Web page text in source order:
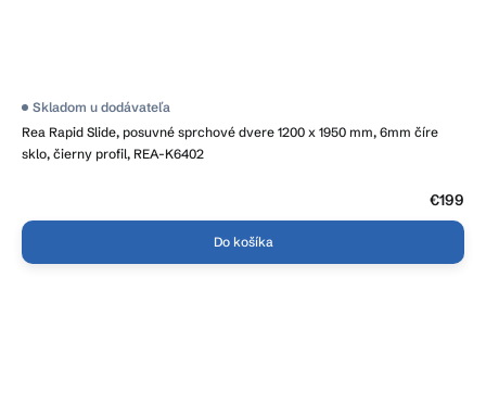
Rea Rapid Slide, posuvné sprchové dvere 1200 x 1950 mm, 6mm číre
sklo, čierny profil, REA-K6402
Priemerné
produktu
je
Skladom u dodávateľa
€199
Do košíka